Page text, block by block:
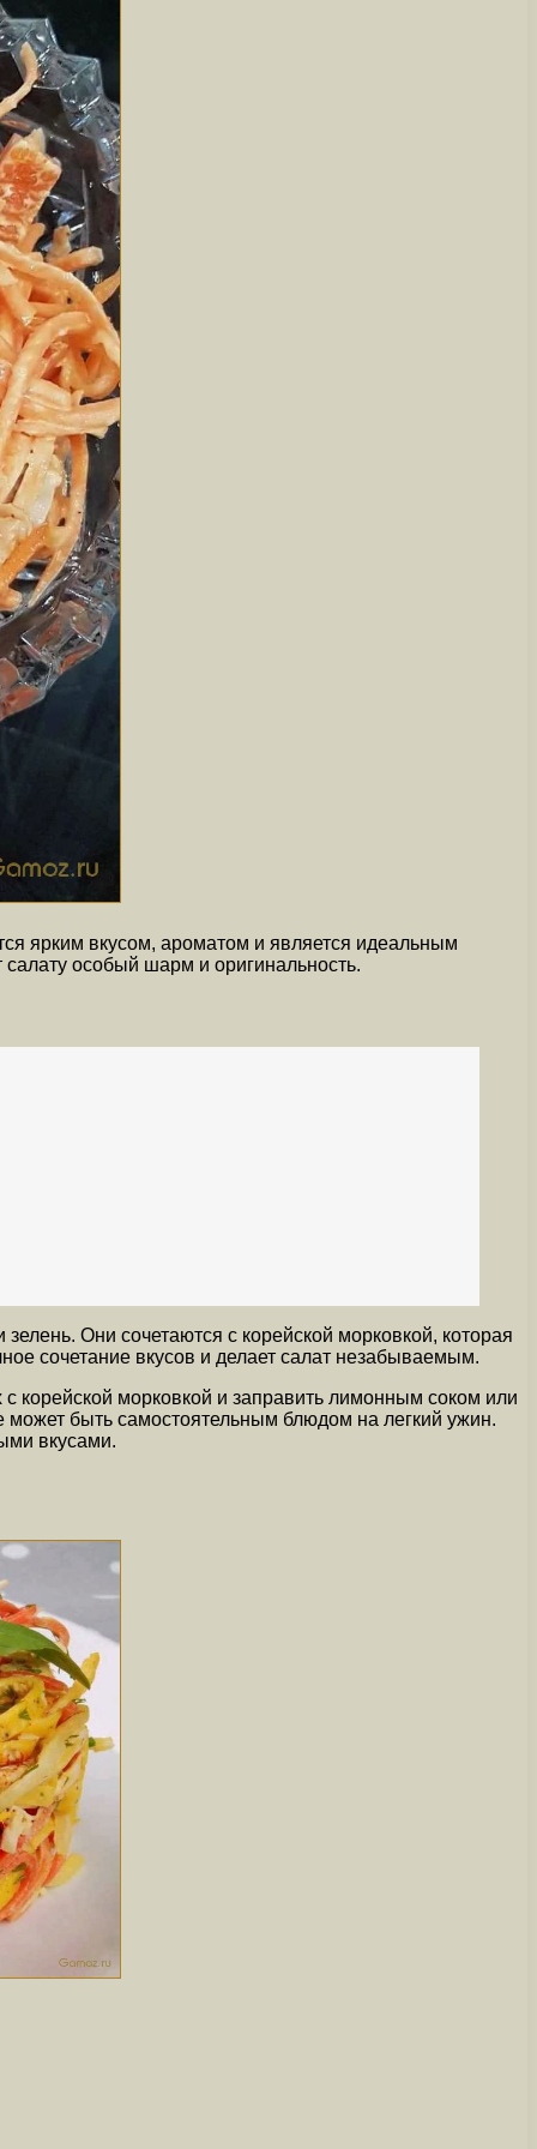
ярким вкусом, ароматом и является идеальным
особый шарм и оригинальность.
Они сочетаются с корейской морковкой, которая
сочетание вкусов и делает салат незабываемым.
корейской морковкой и заправить лимонным соком или
может быть самостоятельным блюдом на легкий ужин.
вкусами.